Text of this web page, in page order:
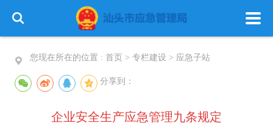
政务公开 政务服务
您现在所在的位置 : 首页 > 专栏建设 > 应急子站
分享到：
企业安全生产应急管理九条规定